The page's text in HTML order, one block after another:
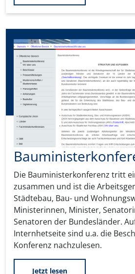
Die Bauministerkonferenz tritt
zusammen und ist die
Städtebau, Bau- und
Ministerinnen, Minister,
Senatoren der Bundesländer.
Internhetseite sind u.a. die
Konferenz nachzulesen.
Jetzt lesen